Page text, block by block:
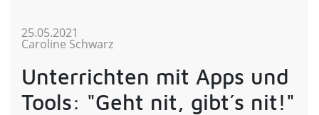
25.05.2021
Caroline Schwarz
Unterrichten mit Apps und
Tools: "Geht nit, gibt´s nit!"